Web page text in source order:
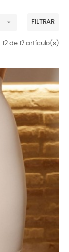
 FILTRAR
de 12 artículo(s)